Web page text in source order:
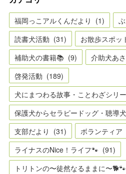
福岡っこアルくんだより (1)
読書犬活動 (31) お散歩スポッ
補助犬の書籍📚 (9) 介助犬あ
啓発活動 (189)
犬にまつわる故事・ことわざシリ
保護犬からセラピードッグ・聴導
支部だより (31) ボランティア
ライナスのNice！ライフ🐾 (91)
トリトンの〜徒然なるままに〜🐕🐾